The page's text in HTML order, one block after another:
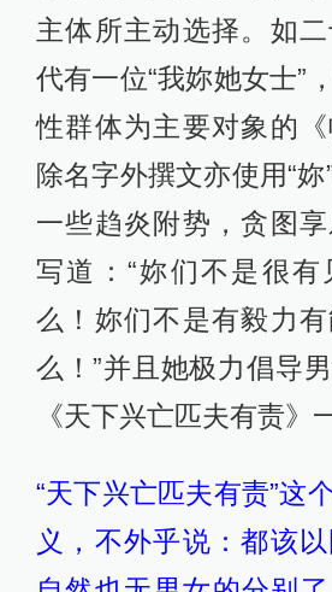
主体所主动选择。如
代有一位“我妳她女士”
性群体为主要对象的《
除名字外撰文亦使用“
一些趋炎附势，贪图
写道：“妳们不是很有
么！妳们不是有毅力
么！”并且她极力倡导
《天下兴亡匹夫有责》
“天下兴亡匹夫有责”这
义，不外乎说：都该以